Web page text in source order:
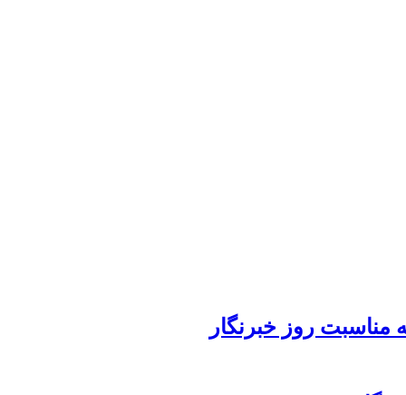
روز خبرنگار